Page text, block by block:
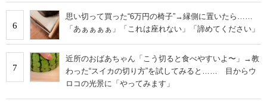
6
思い切って買った“6万円の椅子”→縁側に置いたら……
「あぁぁぁぁ」「これは座れない」「諦めてください」
7
近所のおばあちゃん「こう切ると食べやすいよ〜」→教
わった“スイカの切り方”を試してみると…… 目からウ
ロコの光景に「やってみます」